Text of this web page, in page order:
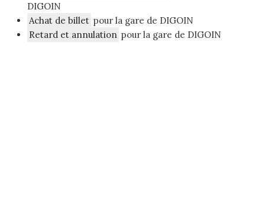
DIGOIN
Achat de billet pour la gare de DIGOIN
Retard et annulation pour la gare de DIGOIN